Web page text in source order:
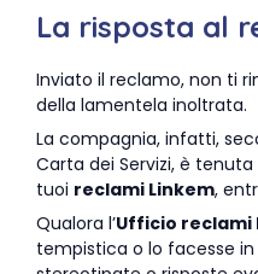
La risposta al
Inviato il reclamo, non ti
della lamentela inoltrata.
La compagnia, infatti,
Carta dei Servizi, è
tuoi reclami Linkem,
Qualora l’Ufficio reclami
tempistica o lo facesse